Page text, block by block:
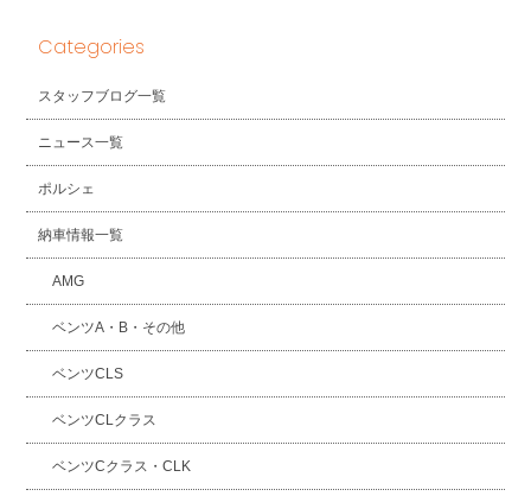
Categories
スタッフブログ一覧
ニュース一覧
ポルシェ
納車情報一覧
AMG
ベンツA・B・その他
ベンツCLS
ベンツCLクラス
ベンツCクラス・CLK